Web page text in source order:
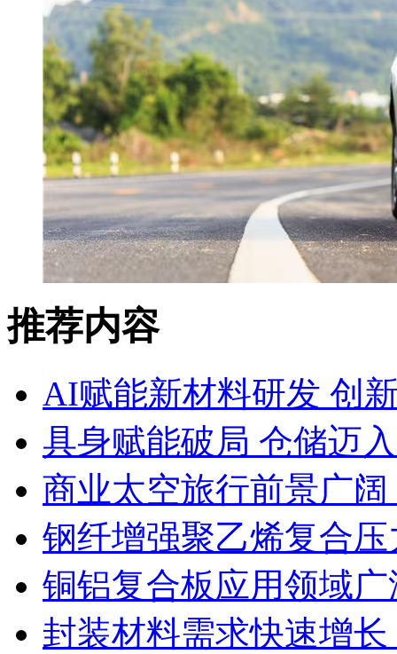
推荐内容
AI赋能新材料研发 创
具身赋能破局 仓储迈
商业太空旅行前景广
钢纤增强聚乙烯复合
铜铝复合板应用领域
封装材料需求快速增